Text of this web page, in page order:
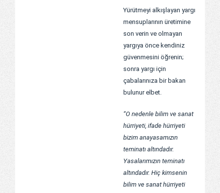
Yürütmeyi alkışlayan yargı
mensuplarının üretimine
son verin ve olmayan
yargıya önce kendiniz
güvenmesini öğrenin;
sonra yargı için
çabalarınıza bir bakan
bulunur elbet.
“O nedenle bilim ve sanat
hürriyeti, ifade hürriyeti
bizim anayasamızın
teminatı altındadır.
Yasalarımızın teminatı
altındadır. Hiç kimsenin
bilim ve sanat hürriyeti